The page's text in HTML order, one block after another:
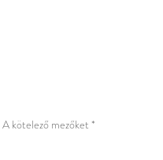
A kötelező mezőket *